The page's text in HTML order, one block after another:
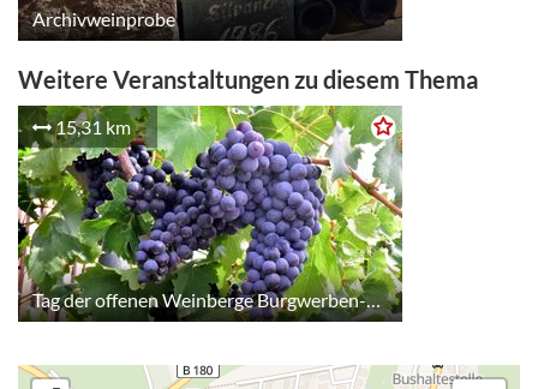
Archivweinprobe
Weitere Veranstaltungen zu diesem Thema
15,31 km
Tag der offenen Weinberge Burgwerben-Kriechau